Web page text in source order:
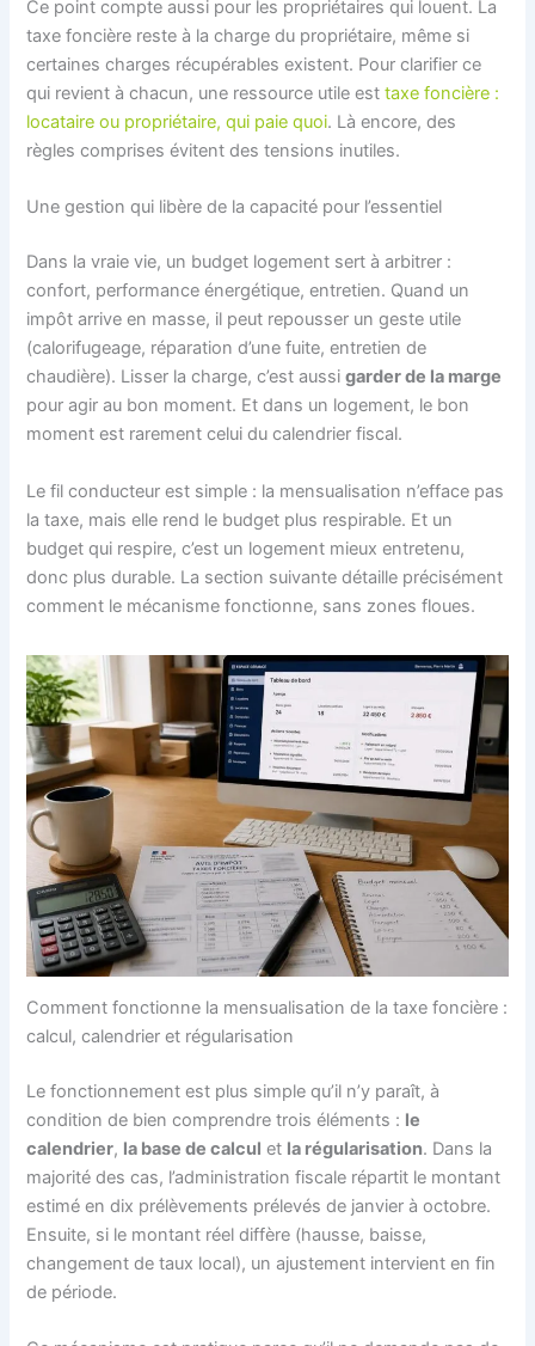
Ce point compte aussi pour les propriétaires qui louent. La
taxe foncière reste à la charge du propriétaire, même si
certaines charges récupérables existent. Pour clarifier ce
qui revient à chacun, une ressource utile esttaxe foncière :
locataire ou propriétaire, qui paie quoi. Là encore, des
règles comprises évitent des tensions inutiles.
Une gestion qui libère de la capacité pour l’essentiel
Dans la vraie vie, un budget logement sert à arbitrer :
confort, performance énergétique, entretien. Quand un
impôt arrive en masse, il peut repousser un geste utile
(calorifugeage, réparation d’une fuite, entretien de
chaudière). Lisser la charge, c’est aussigarder de la marge
pour agir au bon moment. Et dans un logement, le bon
moment est rarement celui du calendrier fiscal.
Le fil conducteur est simple : la mensualisation n’efface pas
la taxe, mais elle rend le budget plus respirable. Et un
budget qui respire, c’est un logement mieux entretenu,
donc plus durable. La section suivante détaille précisément
comment le mécanisme fonctionne, sans zones floues.
Comment fonctionne la mensualisation de la taxe foncière :
calcul, calendrier et régularisation
Le fonctionnement est plus simple qu’il n’y paraît, à
condition de bien comprendre trois éléments : le
calendrier, la base de calcul et la régularisation. Dans la
majorité des cas, l’administration fiscale répartit le montant
estimé en dix prélèvements prélevés de janvier à octobre.
Ensuite, si le montant réel diffère (hausse, baisse,
changement de taux local), un ajustement intervient en fin
de période.